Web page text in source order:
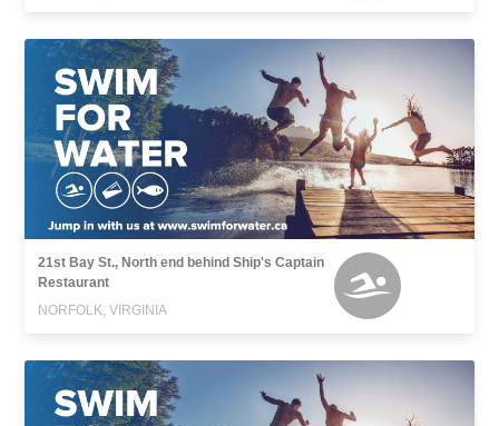
21st Bay St., North end behind Ship's Captain
Restaurant
NORFOLK, VIRGINIA